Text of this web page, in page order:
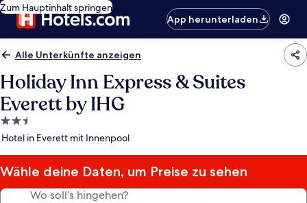
Zum Hauptinhalt springen
App herunterladen
Alle Unterkünfte anzeigen
Holiday Inn Express & Suites
Everett by IHG
2.5-
Sterne-
Hotel in Everett mit Innenpool
Wähle deine Daten, um Preise zu sehen
Wo soll’s hingehen?